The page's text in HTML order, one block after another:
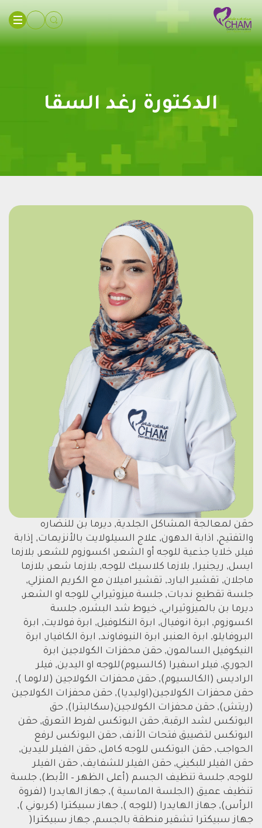
الدكتورة رغد السقا
حقن لمعالجة المشاكل الجلدية, ديرما بن للنضاره
والتفتيح, اذابة الدهون, علاج السيلولايت بالأنزيمات, إذابة
فيلر, خلايا جذعية للوجه أو الشعر, اكسوزوم للشعر, بلازما
ايسل, ريجنيرا, بلازما كلاسيك للوجه, بلازما شعر, بلازما
ماجلان, تقشير البارد, تقشير اميلان مع الكريم المنزلي,
جلسة تقطيع ندبات, جلسة ميزوثيرابي للوجه او الشعر,
ديرما بن بالميزوثيرابي, خيوط شد البشره, جلسة
اكسوزوم, ابرة انوفيال, ابرة النكلوفيل, ابرة فولايت, ابرة
البروفايلو, ابرة العنبر, ابرة النيوفاوند, ابرة الكافيار, ابرة
النيكوفيل السالمون, حقن محفزات الكولاجين ابرة
الجوري, فيلر اسفيرا (كالسيوم)للوجه او اليدين, فيلر
الراديس (الكالسيوم), حقن محفزات الكولاجين (لالوما ),
حقن محفزات الكولاجين(اوليديا), حقن محفزات الكولاجين
(ريتش), حقن محفزات الكولاجين(سكالبترا), حق
البوتكس لشد الرقبة, حقن البوتكس لفرط التعرق, حقن
البوتكس لتضييق فتحات الأنف, حقن البوتكس لرفع
الحواجب, حقن البوتكس للوجه كامل, حقن الفيلر لليدين,
حقن الفيلر للبكيني, حقن الفيلر للشفايف, حقن الفيلر
للوجه, جلسة تنظيف الجسم (أعلى الظهر – الأبط), جلسة
تنظيف عميق (الجلسة الماسية ), جهاز الهايدرا (لفروة
الرأس), جهاز الهايدرا (للوجه ), جهاز سبيكترا (كربوني ),
جهاز سبيكترا تشقير منطقة بالجسم, جهاز سبيكترا(